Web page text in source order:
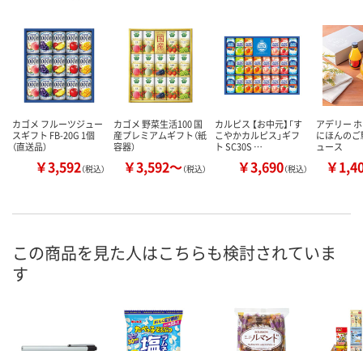
カゴメ フルーツジュー
スギフト FB-20G 1個
（直送品）
￥3,592（税込）
カゴメ 野菜生活100 国
産プレミアムギフト（紙
容器）
￥3,592～（税込）
カルピス 【お中元】「す
こやかカルピス」ギフ
ト SC30S …
￥3,690（税込）
アデリー
にほんの
ュース
￥
この商品を見た人はこちらも検討されていま
す